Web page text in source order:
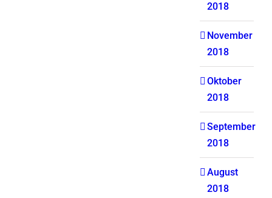
2018
November
2018
Oktober
2018
September
2018
August
2018